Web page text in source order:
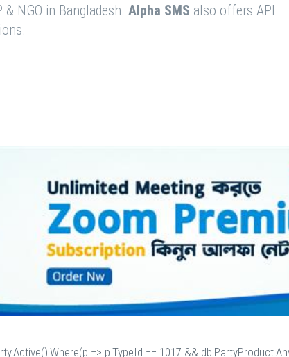
NGO in Bangladesh. Alpha SMS also offers API
=> p.TypeId == 1017 &&